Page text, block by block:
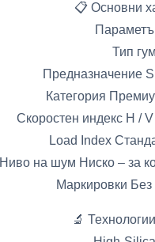
📋 Основни
Тип
Предназначение
Категория
Скоростен индекс H /
Load Index
Ниво на шум Ниско – за
Маркировки Без
🔬